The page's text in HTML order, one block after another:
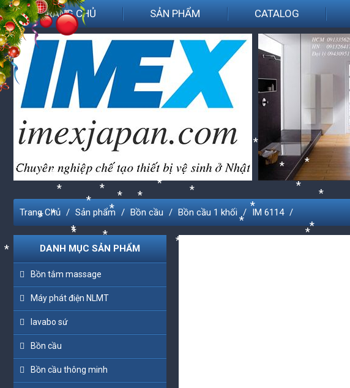
*
*
*
*
*
*
*
*
*
*
*
*
*
*
*
*
*
*
*
*
*
*
*
TRANG CHỦ SẢN PHẨM CATALOG
Trang Chủ Sản phẩm Bồn cầu Bồn cầu 1 khối IM 6114
DANH MỤC SẢN PHẨM
Bồn tắm massage
Máy phát điện NLMT
lavabo sứ
Bồn cầu
Bồn cầu thông minh